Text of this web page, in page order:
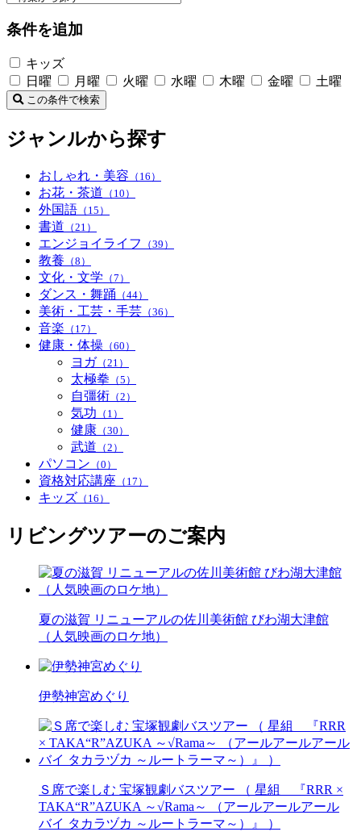
条件を追加
キッズ
日曜
月曜 火曜 水曜 木曜 金曜 土曜
この条件で検索
ジャンルから探す
おしゃれ・美容 （16）
お花・茶道 （10）
外国語 （15）
書道 （21）
エンジョイライフ （39）
教養 （8）
文化・文学 （7）
ダンス・舞踊 （44）
美術・工芸・手芸 （36）
音楽 （17）
健康・体操 （60）
ヨガ （21）
太極拳 （5）
自彊術 （2）
気功 （1）
健康 （30）
武道 （2）
パソコン （0）
資格対応講座 （17）
キッズ （16）
リビングツアーのご案内
夏の滋賀 リニューアルの佐川美術館 びわ湖大津館
（人気映画のロケ地）
伊勢神宮めぐり
Ｓ席で楽しむ 宝塚観劇バスツアー （ 星組 『RRR ×
TAKA“R”AZUKA ～√Rama～ （アールアールアール
バイ タカラヅカ ～ルートラーマ～）』 ）